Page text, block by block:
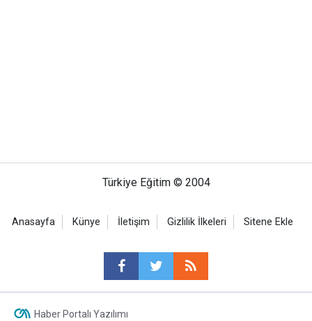
Türkiye Eğitim © 2004
Anasayfa Künye İletişim Gizlilik İlkeleri Sitene Ekle
Haber Portalı Yazılımı